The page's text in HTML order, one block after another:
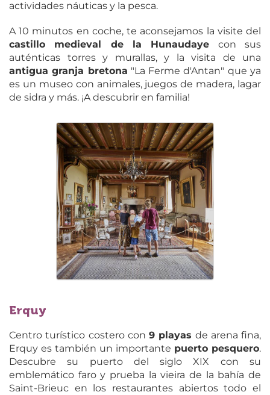
actividades náuticas y la pesca.
A 10 minutos en coche, te aconsejamos la visite del
castillo medieval de la Hunaudaye con sus
auténticas torres y murallas, y la visita de una
antigua granja bretona "La Ferme d'Antan" que ya
es un museo con animales, juegos de madera, lagar
de sidra y más. ¡A descubrir en familia!
Erquy
Centro turístico costero con 9 playas de arena fina,
Erquy es también un importante puerto pesquero.
Descubre su puerto del siglo XIX con su
emblemático faro y prueba la vieira de la bahía de
Saint-Brieuc en los restaurantes abiertos todo el